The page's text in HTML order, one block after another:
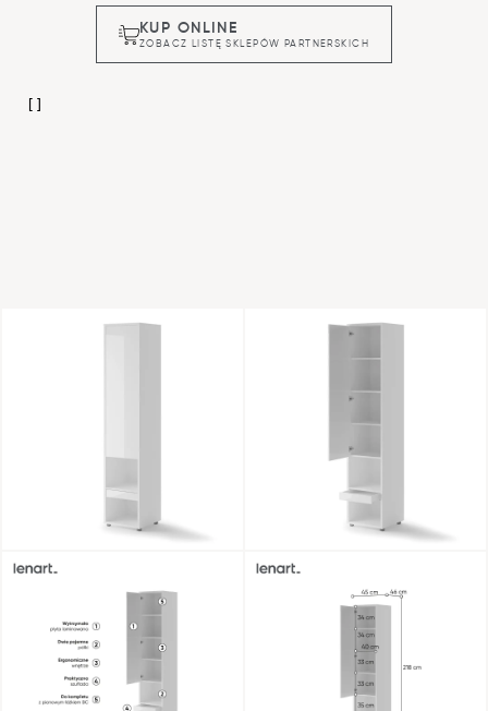
KUP ONLINE
ZOBACZ LISTĘ SKLEPÓW PARTNERSKICH